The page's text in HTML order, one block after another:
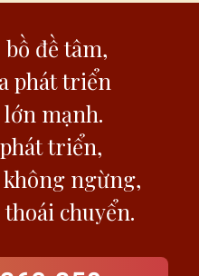
đề tâm,
phát triển
lớn mạnh.
triển,
không ngừng,
thoái chuyển.